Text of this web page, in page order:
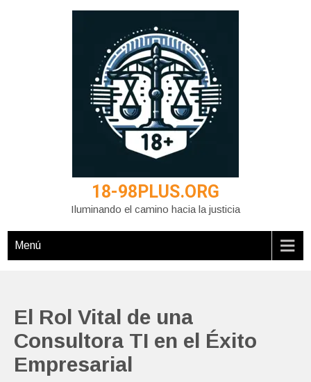
18-98PLUS.ORG
Iluminando el camino hacia la justicia
Menú
El Rol Vital de una
Consultora TI en el Éxito
Empresarial